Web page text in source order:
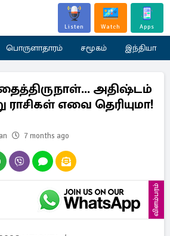
Listen Watch Apps
பொருளாதாரம் சமூகம் இந்தியா
அதிஷ்டம்
எவை தெரியுமா!
7 months ago
விளம்பரம்